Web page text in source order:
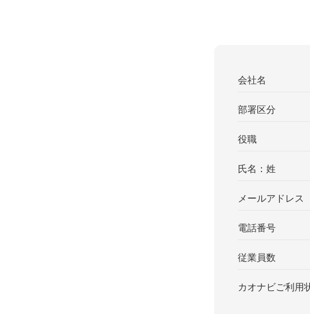
会社名
部署区分
役職
氏名：姓
メールアドレス
電話番号
従業員数
カオナビご利用